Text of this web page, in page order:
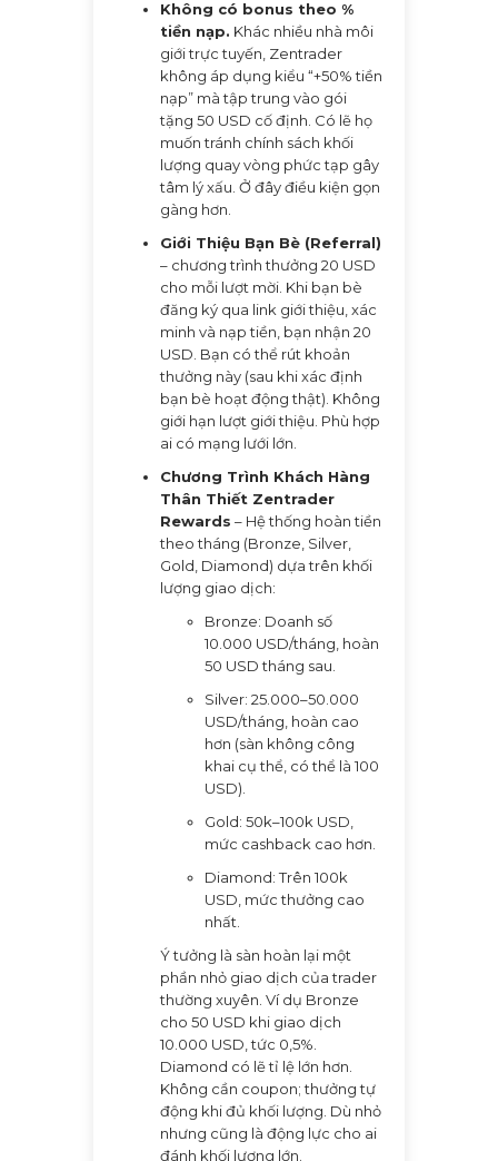
Không có bonus theo %
tiền nạp. Khác nhiều nhà môi
giới trực tuyến, Zentrader
không áp dụng kiểu “+50% tiền
nạp” mà tập trung vào gói
tặng 50 USD cố định. Có lẽ họ
muốn tránh chính sách khối
lượng quay vòng phức tạp gây
tâm lý xấu. Ở đây điều kiện gọn
gàng hơn.
Giới Thiệu Bạn Bè (Referral)
– chương trình thưởng 20 USD
cho mỗi lượt mời. Khi bạn bè
đăng ký qua link giới thiệu, xác
minh và nạp tiền, bạn nhận 20
USD. Bạn có thể rút khoản
thưởng này (sau khi xác định
bạn bè hoạt động thật). Không
giới hạn lượt giới thiệu. Phù hợp
ai có mạng lưới lớn.
Chương Trình Khách Hàng
Thân Thiết Zentrader
Rewards – Hệ thống hoàn tiền
theo tháng (Bronze, Silver,
Gold, Diamond) dựa trên khối
lượng giao dịch:
Bronze: Doanh số
10.000 USD/tháng, hoàn
50 USD tháng sau.
Silver: 25.000–50.000
USD/tháng, hoàn cao
hơn (sàn không công
khai cụ thể, có thể là 100
USD).
Gold: 50k–100k USD,
mức cashback cao hơn.
Diamond: Trên 100k
USD, mức thưởng cao
nhất.
Ý tưởng là sàn hoàn lại một
phần nhỏ giao dịch của trader
thường xuyên. Ví dụ Bronze
cho 50 USD khi giao dịch
10.000 USD, tức 0,5%.
Diamond có lẽ tỉ lệ lớn hơn.
Không cần coupon; thưởng tự
động khi đủ khối lượng. Dù nhỏ
nhưng cũng là động lực cho ai
đánh khối lượng lớn.